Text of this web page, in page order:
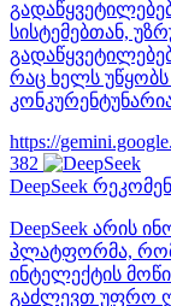
სისტემებთან,
რაც ხელს
https://
382
DeepSeek
DeepSeek არის
პლატფორმა,
ინტელექტის
გაძლევთ უფრო